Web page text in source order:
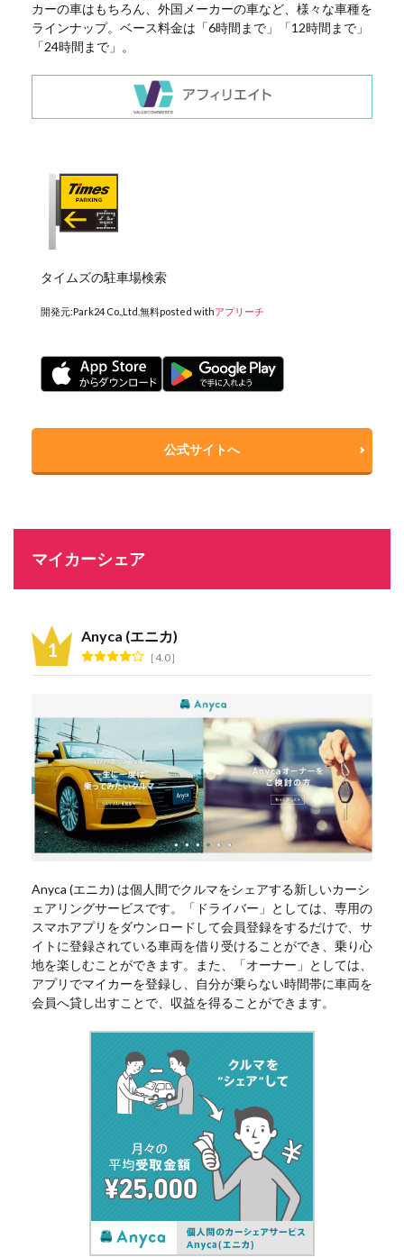
カーの車はもちろん、外国メーカーの車など、様々な車種を
ラインナップ。ベース料金は「6時間まで」「12時間まで」
「24時間まで」。
タイムズの駐車場検索
開発元:Park24 Co.,Ltd. 無料posted withアプリーチ
公式サイトへ
マイカーシェア
Anyca (エニカ)
4.0
Anyca (エニカ) は個人間でクルマをシェアする新しいカーシ
ェアリングサービスです。「ドライバー」としては、専用の
スマホアプリをダウンロードして会員登録をするだけで、サ
イトに登録されている車両を借り受けることができ、乗り心
地を楽しむことができます。また、「オーナー」としては、
アプリでマイカーを登録し、自分が乗らない時間帯に車両を
会員へ貸し出すことで、収益を得ることができます。